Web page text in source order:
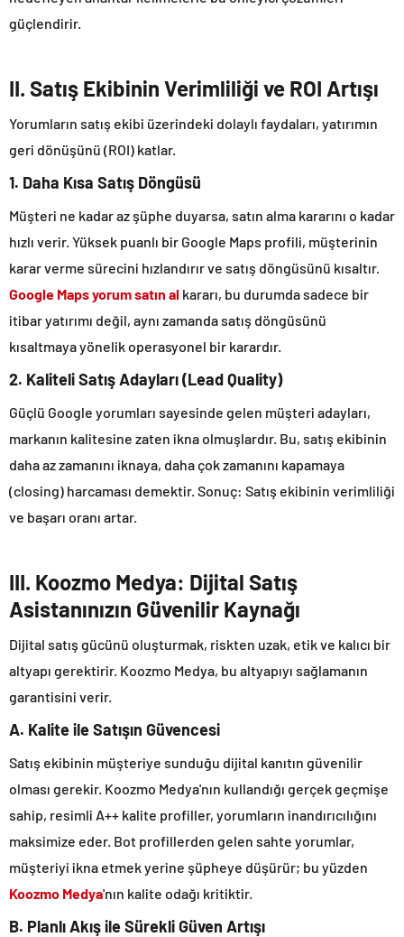
güçlendirir.
II. Satış Ekibinin Verimliliği ve ROI Artışı
Yorumların satış ekibi üzerindeki dolaylı faydaları, yatırımın
geri dönüşünü (ROI) katlar.
1. Daha Kısa Satış Döngüsü
Müşteri ne kadar az şüphe duyarsa, satın alma kararını o kadar
hızlı verir. Yüksek puanlı bir Google Maps profili, müşterinin
karar verme sürecini hızlandırır ve satış döngüsünü kısaltır.
Google Maps yorum satın al kararı, bu durumda sadece bir
itibar yatırımı değil, aynı zamanda satış döngüsünü
kısaltmaya yönelik operasyonel bir karardır.
2. Kaliteli Satış Adayları (Lead Quality)
Güçlü Google yorumları sayesinde gelen müşteri adayları,
markanın kalitesine zaten ikna olmuşlardır. Bu, satış ekibinin
daha az zamanını iknaya, daha çok zamanını kapamaya
(closing) harcaması demektir. Sonuç: Satış ekibinin verimliliği
ve başarı oranı artar.
III. Koozmo Medya: Dijital Satış
Asistanınızın Güvenilir Kaynağı
Dijital satış gücünü oluşturmak, riskten uzak, etik ve kalıcı bir
altyapı gerektirir. Koozmo Medya, bu altyapıyı sağlamanın
garantisini verir.
A. Kalite ile Satışın Güvencesi
Satış ekibinin müşteriye sunduğu dijital kanıtın güvenilir
olması gerekir. Koozmo Medya'nın kullandığı gerçek geçmişe
sahip, resimli A++ kalite profiller, yorumların inandırıcılığını
maksimize eder. Bot profillerden gelen sahte yorumlar,
müşteriyi ikna etmek yerine şüpheye düşürür; bu yüzden
Koozmo Medya'nın kalite odağı kritiktir.
B. Planlı Akış ile Sürekli Güven Artışı